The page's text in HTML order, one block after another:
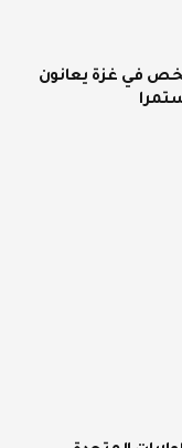
42 ألف شخص في غزة يعانون